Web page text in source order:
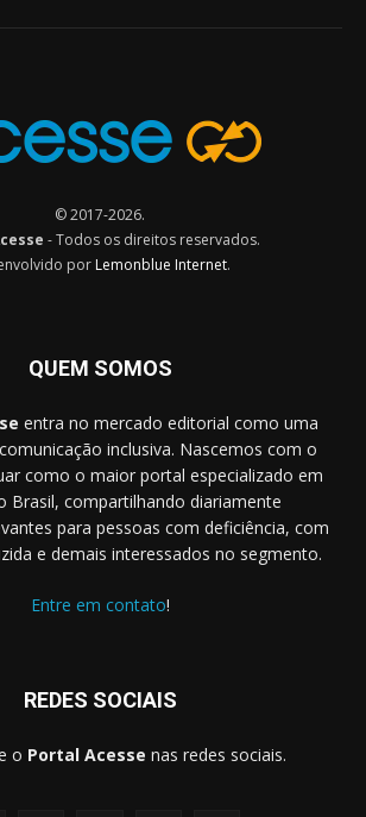
© 2017-2026.
- Todos os direitos reservados.
por Lemonblue Internet.
QUEM SOMOS
entra no mercado editorial como uma
inclusiva. Nascemos com o
como o maior portal especializado em
Brasil, compartilhando diariamente
para pessoas com deficiência, com
e demais interessados no segmento.
Entre em contato!
REDES SOCIAIS
o Portal Acesse nas redes sociais.